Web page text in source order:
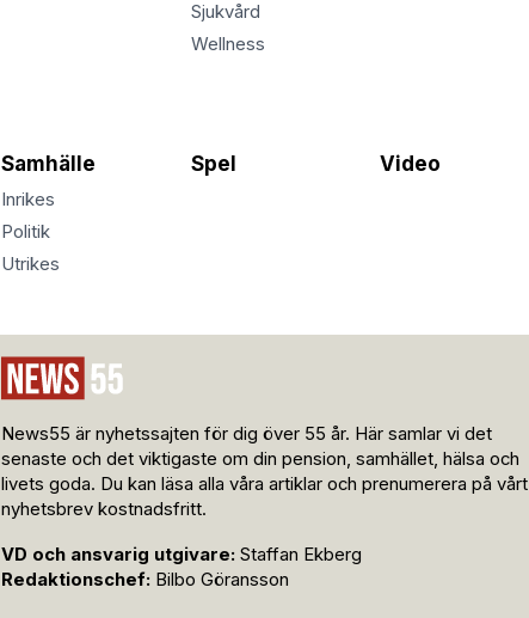
Sjukvård
Wellness
Samhälle
Inrikes
Politik
Utrikes
Spel Video
News55 är nyhetssajten för dig över 55 år. Här samlar vi det
senaste och det viktigaste om din pension, samhället, hälsa och
livets goda. Du kan läsa alla våra artiklar och prenumerera på vårt
nyhetsbrev kostnadsfritt.
VD och ansvarig utgivare: Staffan Ekberg
Redaktionschef: Bilbo Göransson